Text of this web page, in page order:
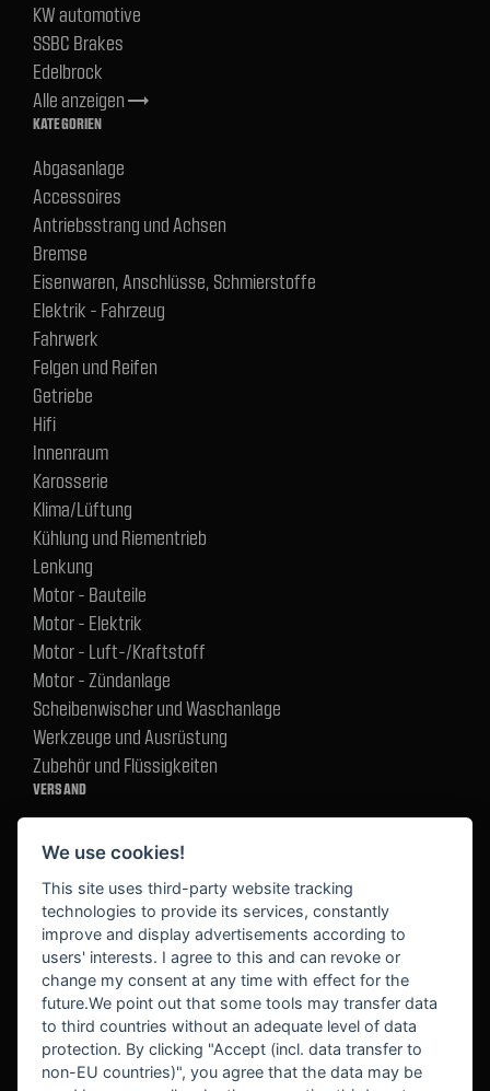
KW automotive
SSBC Brakes
Edelbrock
Alle anzeigentrending_flat
KATEGORIEN
Abgasanlage
Accessoires
Antriebsstrang und Achsen
Bremse
Eisenwaren, Anschlüsse, Schmierstoffe
Elektrik - Fahrzeug
Fahrwerk
Felgen und Reifen
Getriebe
Hifi
Innenraum
Karosserie
Klima/Lüftung
Kühlung und Riementrieb
Lenkung
Motor - Bauteile
Motor - Elektrik
Motor - Luft-/Kraftstoff
Motor - Zündanlage
Scheibenwischer und Waschanlage
Werkzeuge und Ausrüstung
Zubehör und Flüssigkeiten
VERSAND
BEKANNT AUS
We use cookies!
This site uses third-party website tracking
technologies to provide its services, constantly
improve and display advertisements according to
users' interests. I agree to this and can revoke or
change my consent at any time with effect for the
future.We point out that some tools may transfer data
to third countries without an adequate level of data
protection. By clicking "Accept (incl. data transfer to
non-EU countries)", you agree that the data may be